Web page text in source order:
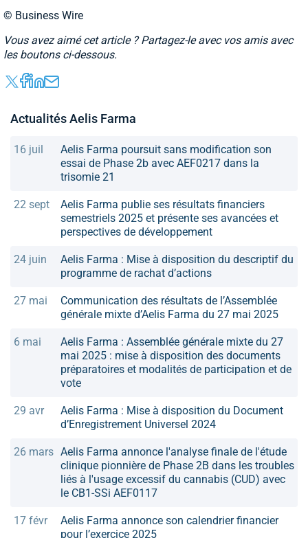
© Business Wire
Vous avez aimé cet article ? Partagez-le avec vos amis avec
les boutons ci-dessous.
Actualités Aelis Farma
16 juil
Aelis Farma poursuit sans modification son
essai de Phase 2b avec AEF0217 dans la
trisomie 21
22 sept
Aelis Farma publie ses résultats financiers
semestriels 2025 et présente ses avancées et
perspectives de développement
24 juin
Aelis Farma : Mise à disposition du descriptif du
programme de rachat d’actions
27 mai
Communication des résultats de l’Assemblée
générale mixte d’Aelis Farma du 27 mai 2025
6 mai
Aelis Farma : Assemblée générale mixte du 27
mai 2025 : mise à disposition des documents
préparatoires et modalités de participation et de
vote
29 avr
Aelis Farma : Mise à disposition du Document
d’Enregistrement Universel 2024
26 mars Aelis Farma annonce l'analyse finale de l'étude
clinique pionnière de Phase 2B dans les troubles
liés à l'usage excessif du cannabis (CUD) avec
le CB1-SSi AEF0117
17 févr
Aelis Farma annonce son calendrier financier
pour l’exercice 2025